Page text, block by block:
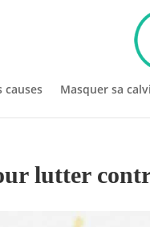
causes Masquer sa
lutter